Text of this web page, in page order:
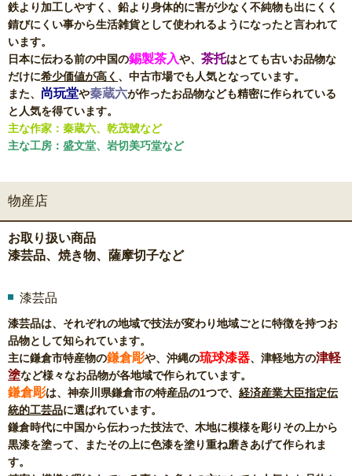
鉄より加工しやすく、鉛より身体的に害が少なく不純物も出にくく
錆びにくい事から生活雑貨として使われるようになったと言われて
います。
日本に伝わる前の中国の錫製茶入や、 茶托はとても古いお品物な
だけに希少価値が高く 、中古市場でも人気となっています。
また、 尚玩堂や秦蔵六が作ったお品物なども精密に作られている
と人気を得ています。
主な作家：秦蔵六、乾茂號など
主な工房：盛文堂、岩切美巧堂など
物産店
お取り扱い商品
漆芸品、焼き物、薩摩切子など
漆芸品
漆芸品は、それぞれの地域で技法が変わり地域ごとに特徴を持つお
品物として知られています。
主に鎌倉市特産物の鎌倉彫や、沖縄の琉球漆器、津軽地方の津軽
塗など様々なお品物が各地域で作られています。
鎌倉彫は、神奈川県鎌倉市の特産品の1つで、 経済産業大臣指定伝
統的工芸品に選ばれています。
鎌倉時代に中国から伝わった技法で、木地に模様を彫りその上から
黒漆を塗って、またその上に色漆を塗り重ね磨きあげて作られま
す。